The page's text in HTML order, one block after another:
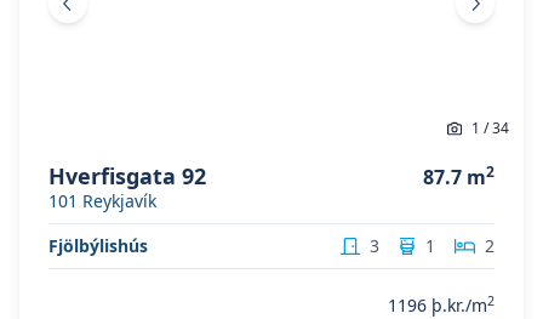
Fyrri mynd Næsta
1 /34
Hverfisgata 92
101 Reykjavík
87.7 m2
Fjölbýlishús 3 1 2
1196 þ.kr./m2